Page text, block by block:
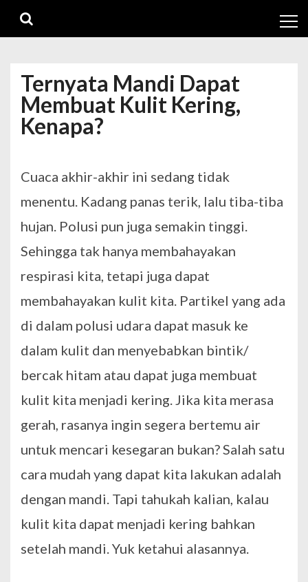
navigation
content
Ternyata Mandi Dapat
Membuat Kulit Kering,
Kenapa?
Cuaca akhir-akhir ini sedang tidak
menentu. Kadang panas terik, lalu tiba-tiba
hujan. Polusi pun juga semakin tinggi.
Sehingga tak hanya membahayakan
respirasi kita, tetapi juga dapat
membahayakan kulit kita. Partikel yang ada
di dalam polusi udara dapat masuk ke
dalam kulit dan menyebabkan bintik/
bercak hitam atau dapat juga membuat
kulit kita menjadi kering. Jika kita merasa
gerah, rasanya ingin segera bertemu air
untuk mencari kesegaran bukan? Salah satu
cara mudah yang dapat kita lakukan adalah
dengan mandi. Tapi tahukah kalian, kalau
kulit kita dapat menjadi kering bahkan
setelah mandi. Yuk ketahui alasannya.